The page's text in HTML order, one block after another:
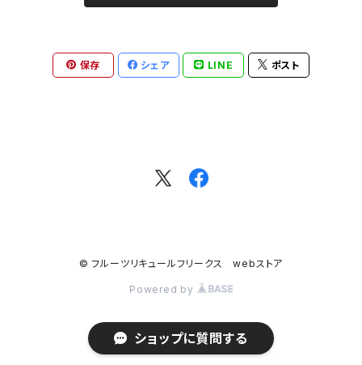
保存 シェア LINE ポスト
© フルーツリキュールフリークス webストア
Powered by
ショップに質問する